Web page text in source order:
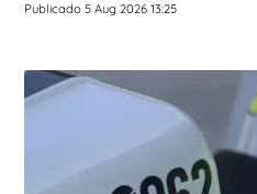
Publicado 5 Aug 2026 13:25